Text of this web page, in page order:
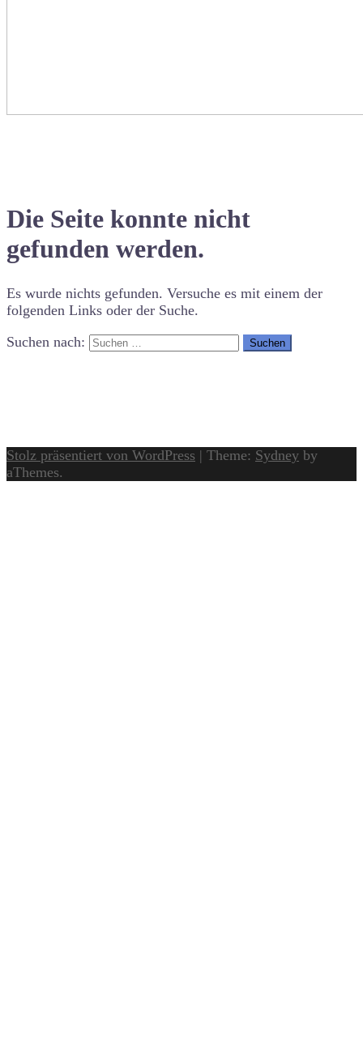
Die Seite konnte nicht
gefunden werden.
Es wurde nichts gefunden. Versuche es mit einem der
folgenden Links oder der Suche.
Suchen nach:
Stolz präsentiert von WordPress | Theme: Sydney by
aThemes.